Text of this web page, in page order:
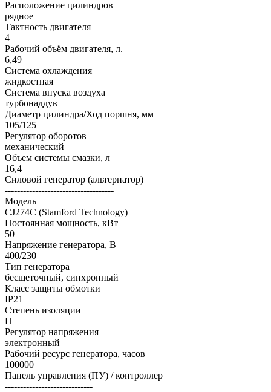
Расположение цилиндров
рядное
Тактность двигателя
4
Рабочий объём двигателя, л.
6,49
Система охлаждения
жидкостная
Система впуска воздуха
турбонаддув
Диаметр цилиндра/Ход поршня, мм
105/125
Регулятор оборотов
механический
Объем системы смазки, л
16,4
Силовой генератор (альтернатор)
------------------------------------
Модель
CJ274C (Stamford Technology)
Постоянная мощность, кВт
50
Напряжение генератора, В
400/230
Тип генератора
бесщеточный, синхронный
Класс защиты обмотки
IP21
Степень изоляции
H
Регулятор напряжения
электронный
Рабочий ресурс генератора, часов
100000
Панель управления (ПУ) / контроллер
-----------------------------